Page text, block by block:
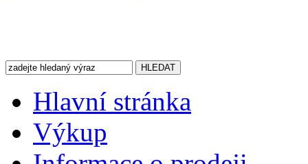
Hlavní stránka
Výkup